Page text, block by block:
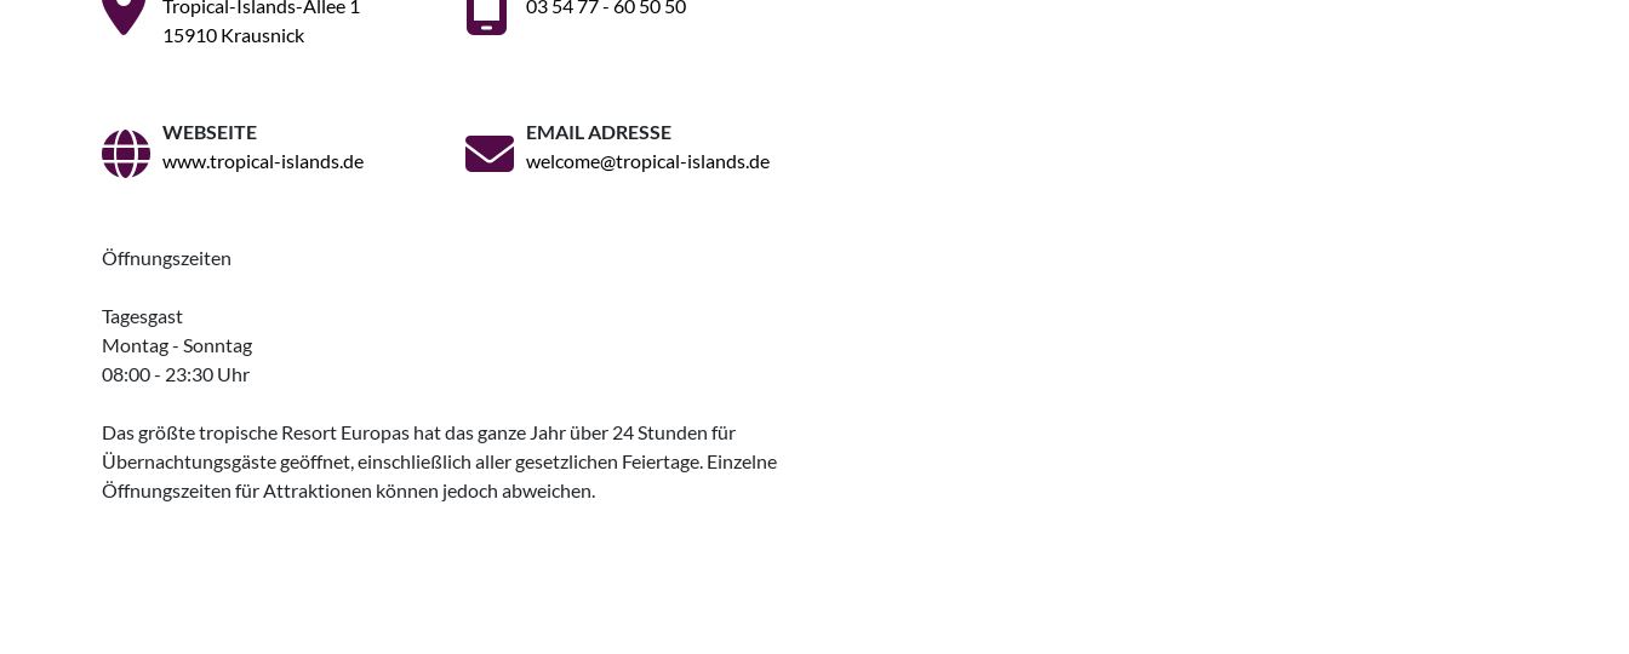
Tropical-Islands-Allee 1
15910 Krausnick
03 54 77 - 60 50 50
WEBSEITE
www.tropical-islands.de
EMAIL ADRESSE
welcome@tropical-islands.de
Öffnungszeiten
Tagesgast
Montag - Sonntag
08:00 - 23:30 Uhr
Das größte tropische Resort Europas hat das ganze Jahr über 24 Stunden für
Übernachtungsgäste geöffnet, einschließlich aller gesetzlichen Feiertage. Einzelne
Öffnungszeiten für Attraktionen können jedoch abweichen.